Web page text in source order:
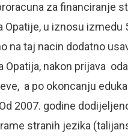
za financiranje
u iznosu izmedu
na taj nacin dodatno
nakon prijava
a po okoncanju
2007. godine
stranih jezika